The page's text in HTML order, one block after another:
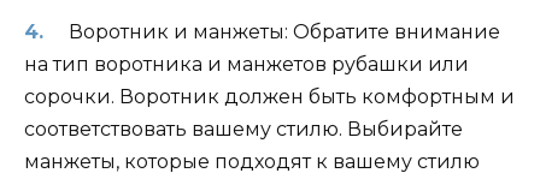
Воротник и манжеты: Обратите внимание
на тип воротника и манжетов рубашки или
сорочки. Воротник должен быть комфортным и
соответствовать вашему стилю. Выбирайте
манжеты, которые подходят к вашему стилю